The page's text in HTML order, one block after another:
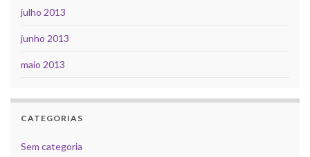
julho 2013
junho 2013
maio 2013
CATEGORIAS
Sem categoria